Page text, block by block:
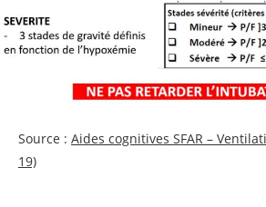
Source : Aides cognitives SFAR –
19)